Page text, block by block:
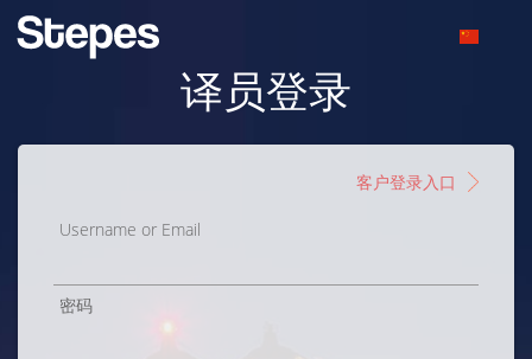
译员登录
客户登录入口
Username or Email
密码